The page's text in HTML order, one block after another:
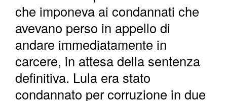
che imponeva ai condannati che
avevano perso in appello di
andare immediatamente in
carcere, in attesa della sentenza
definitiva. Lula era stato
condannato per corruzione in due